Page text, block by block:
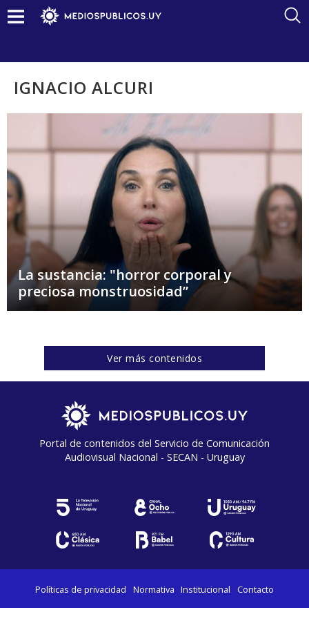
IGNACIO ALCURI
La sustancia: "horror corporal y
preciosa monstruosidad”
Ver más contenidos
Portal de contenidos del Servicio de Comunicación
Audiovisual Nacional - SECAN - Uruguay
Políticas de privacidad Normativa Institucional Contacto